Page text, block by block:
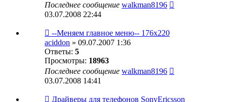
Последнее сообщение walkman8196
03.07.2008 22:44
--Меняем главное меню-- 176x220
aciddon » 09.07.2007 1:36
Ответы: 5
Просмотры: 18963
Последнее сообщение walkman8196
03.07.2008 14:41
Драйверы для телефонов SonyEricsson